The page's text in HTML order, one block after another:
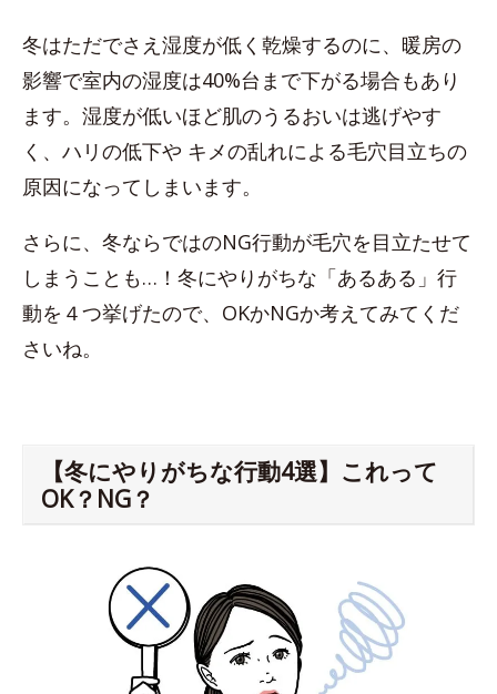
冬はただでさえ湿度が低く乾燥するのに、暖房の
影響で室内の湿度は40%台まで下がる場合もあり
ます。湿度が低いほど肌のうるおいは逃げやす
く、ハリの低下や キメの乱れによる毛穴目立ちの
原因になってしまいます。
さらに、冬ならではのNG行動が毛穴を目立たせて
しまうことも…！冬にやりがちな「あるある」行
動を４つ挙げたので、OKかNGか考えてみてくだ
さいね。
【冬にやりがちな行動4選】これって
OK？NG？